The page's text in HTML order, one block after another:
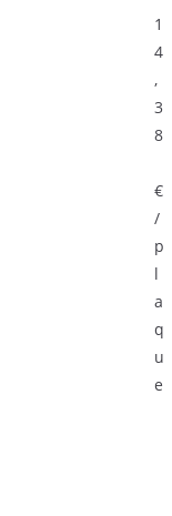
1
4
,
3
8
€
/
p
l
a
q
u
e